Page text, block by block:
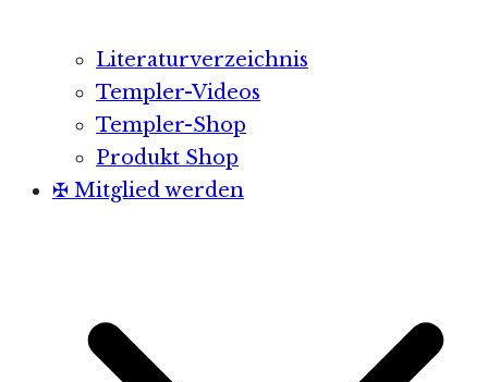
Literaturverzeichnis
Templer-Videos
Templer-Shop
Produkt Shop
✠ Mitglied werden